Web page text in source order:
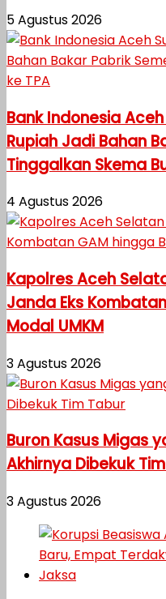
5 Agustus 2026
Bank Indonesia
Rupiah Jadi Bahan
Tinggalkan Skema
4 Agustus 2026
Kapolres Aceh
Janda Eks
Modal UMKM
3 Agustus 2026
Buron Kasus Migas
Akhirnya Dibekuk
3 Agustus 2026